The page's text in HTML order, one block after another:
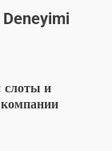
слоты и